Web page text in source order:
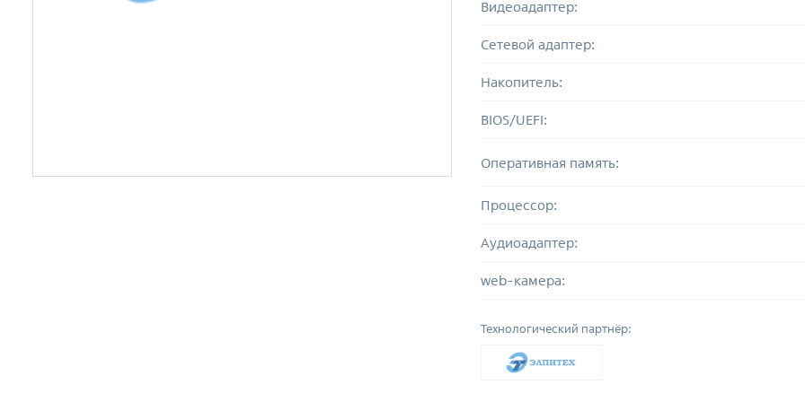
Видеоадаптер:
Сетевой адаптер:
Накопитель:
BIOS/UEFI:
Оперативная память:
Процессор:
Аудиоадаптер:
web-камера:
Технологический партнёр: